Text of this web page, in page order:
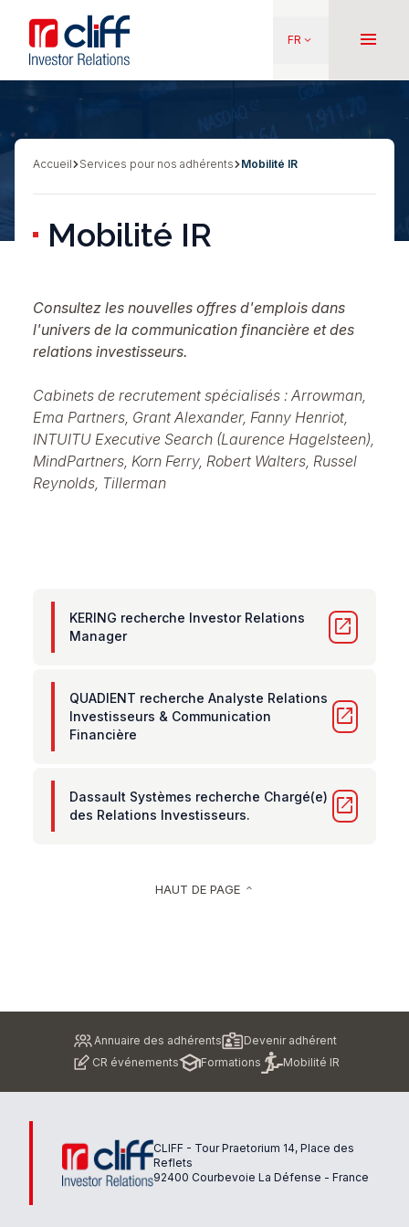
contenu
principal
Aller directement au contenu
FR keyboard_arrow_down menu
Fil
d'Ariane
Accueil Services pour nos adhérents Mobilité IR
Mobilité IR
Consultez les nouvelles offres d'emplois dans
l'univers de la communication financière et des
relations investisseurs.
Cabinets de recrutement spécialisés : Arrowman,
Ema Partners, Grant Alexander, Fanny Henriot,
INTUITU Executive Search (Laurence Hagelsteen),
MindPartners, Korn Ferry, Robert Walters, Russel
Reynolds, Tillerman
KERING recherche Investor Relations
Manager
open_in_new
QUADIENT recherche Analyste Relations
Investisseurs & Communication
Financière
open_in_new
Dassault Systèmes recherche Chargé(e)
des Relations Investisseurs.
open_in_new
HAUT DE PAGE keyboard_arrow_up
Annuaire des adhérents
Devenir adhérent
CR événements
Formations Mobilité IR
CLIFF - Tour Praetorium 14, Place des
Reflets
92400 Courbevoie La Défense - France